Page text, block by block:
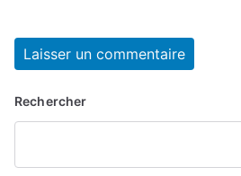
Rechercher